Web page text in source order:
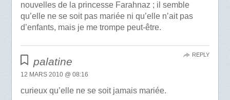
nouvelles de la princesse Farahnaz ; il semble
qu’elle ne se soit pas mariée ni qu’elle n’ait pas
d’enfants, mais je me trompe peut-être.
palatine
12 MARS 2010 @ 08:16
curieux qu’elle ne se soit jamais mariée.
REPLY